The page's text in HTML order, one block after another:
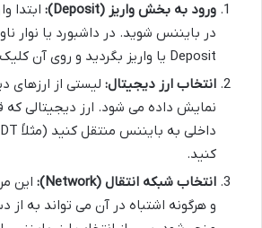
ورود به بخش واریز (Deposit):
ابتدا
در بایننس شوید. در داشبورد یا نوار
Deposit یا واریز بگردید و روی آن کلیک کنید.
انتخاب ارز دیجیتال: لیستی از ارزهای
نمایش داده می شود. ارز دیجیتالی که
کنید.
انتخاب شبکه انتقال (Network):
این
و هرگونه اشتباه در آن می تواند به از